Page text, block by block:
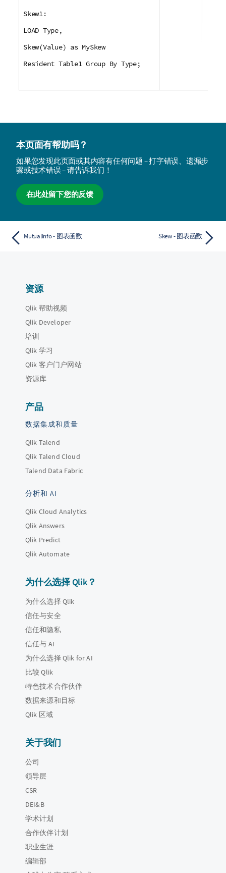
Skew1:
LOAD Type,
Skew(Value) as MySkew
Resident Table1 Group By Type;
本页面有帮助吗？
如果您发现此页面或其内容有任何问题 – 打字错误、遗漏步
骤或技术错误 – 请告诉我们！
在此处留下您的反馈
MutualInfo - 图表函数 Skew - 图表函数
资源
Qlik 帮助视频
Qlik Developer
培训
Qlik 学习
Qlik 客户门户网站
资源库
产品
数据集成和质量
Qlik Talend
Qlik Talend Cloud
Talend Data Fabric
分析和 AI
Qlik Cloud Analytics
Qlik Answers
Qlik Predict
Qlik Automate
为什么选择 Qlik？
为什么选择 Qlik
信任与安全
信任和隐私
信任与 AI
为什么选择 Qlik for AI
比较 Qlik
特色技术合作伙伴
数据来源和目标
Qlik 区域
关于我们
公司
领导层
CSR
DEI&B
学术计划
合作伙伴计划
职业生涯
编辑部